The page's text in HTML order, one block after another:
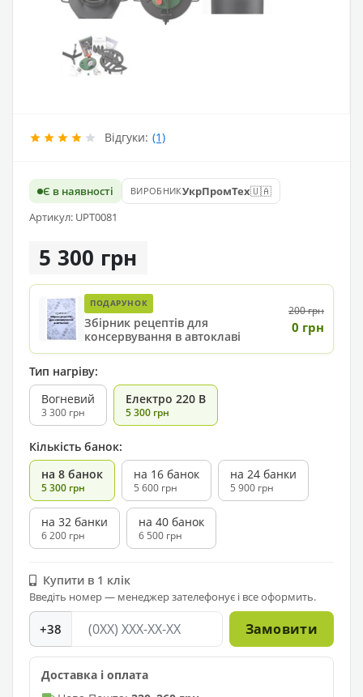
Відгуки: (1)
Є в наявності ВИРОБНИКУкрПромТех🇺🇦
Артикул: UPT0081
5 300 грн
ПОДАРУНОК
Збірник рецептів для
консервування в автоклаві
200 грн
0 грн
Тип нагріву:
Вогневий
3 300 грн
Електро 220 В
5 300 грн
Кількість банок:
на 8 банок
5 300 грн
на 16 банок
5 600 грн
на 24 банки
5 900 грн
на 32 банки
6 200 грн
на 40 банок
6 500 грн
Купити в 1 клік
Введіть номер — менеджер зателефонує і все оформить.
+38 Замовити
Доставка і оплата